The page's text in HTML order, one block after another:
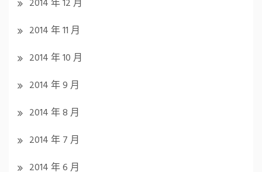
2014 年 12 月
2014 年 11 月
2014 年 10 月
2014 年 9 月
2014 年 8 月
2014 年 7 月
2014 年 6 月